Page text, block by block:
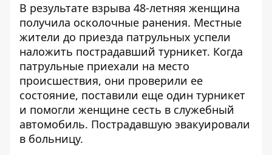
В результате взрыва 48-летняя женщина
получила осколочные ранения. Местные
жители до приезда патрульных успели
наложить пострадавший турникет. Когда
патрульные приехали на место
происшествия, они проверили ее
состояние, поставили еще один турникет
и помогли женщине сесть в служебный
автомобиль. Пострадавшую эвакуировали
в больницу.